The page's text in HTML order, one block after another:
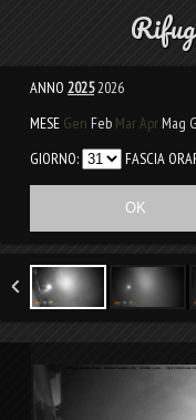
ANNO 20252026
MESE Gen Feb MarApr Mag
GIORNO:
FASCIA